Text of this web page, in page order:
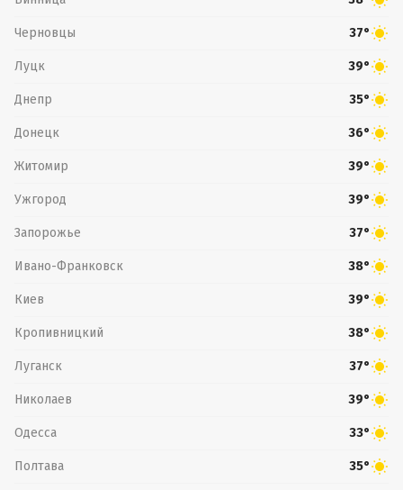
Черновцы 37°
Луцк 39°
Днепр 35°
Донецк 36°
Житомир 39°
Ужгород 39°
Запорожье 37°
Ивано-Франковск 38°
Киев 39°
Кропивницкий 38°
Луганск 37°
Николаев 39°
Одесса 33°
Полтава 35°